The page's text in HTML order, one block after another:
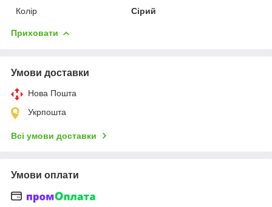
Колір
Сірий
Приховати
Умови доставки
Нова Пошта
Укрпошта
Всі умови доставки
Умови оплати